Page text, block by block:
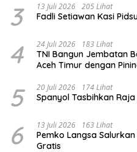
3 13 Juli 2026 205 Lihat
Fadli Setiawan Kasi
4 24 Juli 2026 183 Lihat
TNI Bangun Jembatan
Aceh Timur dengan
5 20 Juli 2026 174 Lihat
Spanyol Tasbihkan
6 13 Juli 2026 163 Lihat
Pemko Langsa
Gratis